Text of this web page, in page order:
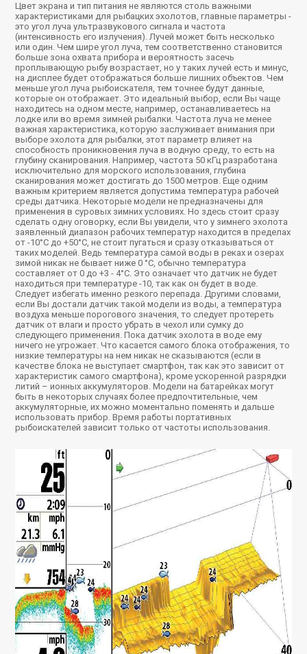
Цвет экрана и тип питания не являются столь важными
характеристиками для рыбацких эхолотов, главные параметры -
это угол луча ультразвукового сигнала и частота
(интенсивность его излучения). Лучей может быть несколько
или один. Чем шире угол луча, тем соответственно становится
больше зона охвата прибора и вероятность засечь
проплывающую рыбу возрастает, но у таких лучей есть и минус,
на дисплее будет отображаться больше лишних объектов. Чем
меньше угол луча рыбоискателя, тем точнее будут данные,
которые он отображает. Это идеальный выбор, если Вы чаще
находитесь на одном месте, например, останавливаетесь на
лодке или во время зимней рыбалки. Частота луча не менее
важная характеристика, которую заслуживает внимания при
выборе эхолота для рыбалки, этот параметр влияет на
способность проникновения луча в водную среду, то есть на
глубину сканирования. Например, частота 50 кГц разработана
исключительно для морского использования, глубина
сканирования может достигать до 1500 метров. Еще одним
важным критерием является допустима температура рабочей
среды датчика. Некоторые модели не предназначены для
применения в суровых зимних условиях. Но здесь стоит сразу
сделать одну оговорку, если Вы увидели, что у зимнего эхолота
заявленный диапазон рабочих температур находится в пределах
от -10°C до +50°C, не стоит пугаться и сразу отказываться от
таких моделей. Ведь температура самой воды в реках и озерах
зимой никак не бывает ниже 0 °C, обычно температура
составляет от 0 до +3 - 4°C. Это означает что датчик не будет
находиться при температуре -10, так как он будет в воде.
Следует избегать именно резкого перепада. Другими словами,
если Вы достали датчик такой модели из воды, а температура
воздуха меньше порогового значения, то следует протереть
датчик от влаги и просто убрать в чехол или сумку до
следующего применения. Пока датчик эхолота в воде ему
ничего не угрожает. Что касается самого блока отображения, то
низкие температуры на нем никак не сказываются (если в
качестве блока не выступает смартфон, так как это зависит от
характеристик самого смартфона), кроме ускоренной разрядки
литий – ионных аккумуляторов. Модели на батарейках могут
быть в некоторых случаях более предпочтительные, чем
аккумуляторные, их можно моментально поменять и дальше
использовать прибор. Время работы портативных
рыбоискателей зависит только от частоты использования.